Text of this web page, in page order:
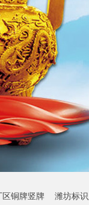
区铜牌竖牌 潍坊标